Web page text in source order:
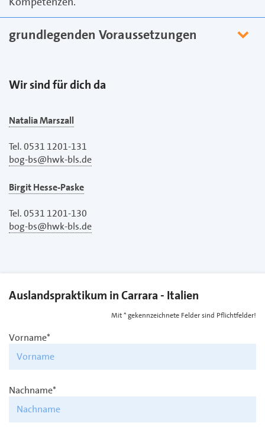
grundlegenden Voraussetzungen
Wir sind für dich da
Natalia Marszall
Tel. 0531 1201-131
bog-bs@hwk-bls.de
Birgit Hesse-Paske
Tel. 0531 1201-130
bog-bs@hwk-bls.de
Auslandspraktikum in Carrara - Italien
Mit * gekennzeichnete Felder sind Pflichtfelder!
Vorname*
Nachname*